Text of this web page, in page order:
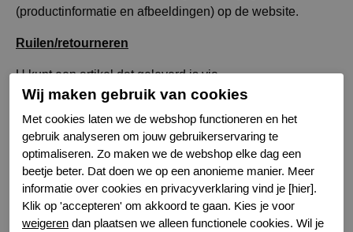
(productinformatie en afbeeldingen) op de website.
Ruilen/retourneren
U kunt een artikel dat geleverd is via
bodydress.nl binnenveertien werkdagen
factuurdatum retour sturen naar een van onze winkels.
Na veertien dagen vervalt het recht op restitutie. De
retourzending dient hierbij aan de volgende voorwaarden
te voldoen:
- het moet voorzien zijn van het retourformulier van
bodyDress dat bij de levering wordt bijgesloten.
Wij maken gebruik van cookies
Met cookies laten we de webshop functioneren en het
gebruik analyseren om jouw gebruikerservaring te
optimaliseren. Zo maken we de webshop elke dag een
beetje beter. Dat doen we op een anonieme manier. Meer
informatie over cookies en privacyverklaring vind je [hier].
Klik op 'accepteren' om akkoord te gaan. Kies je voor
weigeren dan plaatsen we alleen functionele cookies. Wil je